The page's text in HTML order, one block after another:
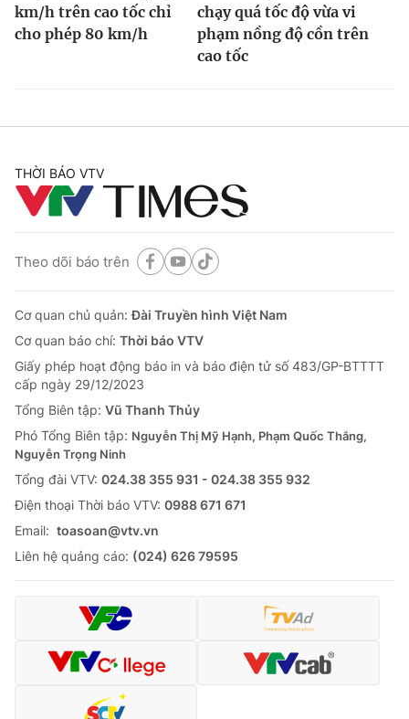
km/h trên cao tốc chỉ
cho phép 80 km/h
chạy quá tốc độ vừa vi
phạm nồng độ cồn trên
cao tốc
THỜI BÁO VTV
Theo dõi báo trên
Cơ quan chủ quản:Đài Truyền hình Việt Nam
Cơ quan báo chí: Thời báo VTV
Giấy phép hoạt động báo in và báo điện tử số 483/GP-BTTTT
cấp ngày 29/12/2023
Tổng Biên tập: Vũ Thanh Thủy
Phó Tổng Biên tập: Nguyễn Thị Mỹ Hạnh, Phạm Quốc Thắng,
Nguyễn Trọng Ninh
Tổng đài VTV: 024.38 355 931 - 024.38 355 932
Ðiện thoại Thời báo VTV: 0988 671 671
Email: toasoan@vtv.vn
Liên hệ quảng cáo: (024) 626 79595